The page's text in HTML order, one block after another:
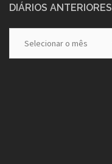
DIÁRIOS ANTERIORES
Anteriores